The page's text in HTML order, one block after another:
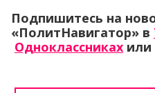
Подпишитесь на
«ПолитНавигатор» в
Одноклассниках или